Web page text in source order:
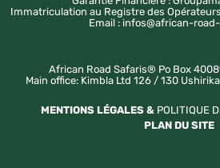
Immatriculation au Registre des
Email : infos@african-
African Road Safaris® Po Box
Main office: Kimbla Ltd 126 / 130
MENTIONS LÉGALES & POLITIQUE
PLAN DU SITE